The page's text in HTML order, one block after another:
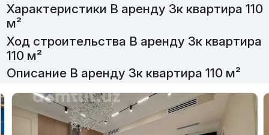
Характеристики В аренду 3к квартира 110
м²
Ход строительства В аренду 3к квартира
110 м²
Описание В аренду 3к квартира 110 м²